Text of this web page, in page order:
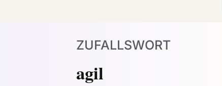
ZUFALLSWORT
agil